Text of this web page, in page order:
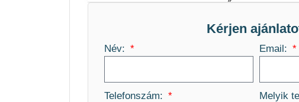
Kérjen
Név: Email:
Telefonszám: Melyik